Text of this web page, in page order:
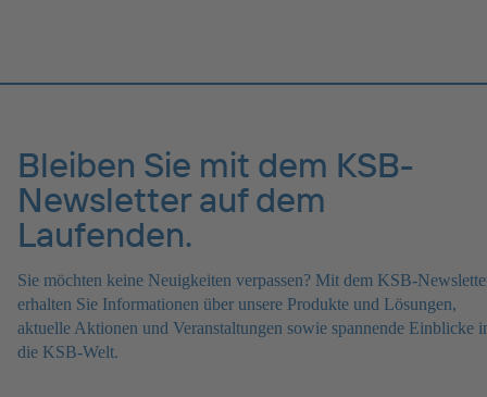
Bleiben Sie mit dem KSB-
Newsletter auf dem
Laufenden.
Sie möchten keine Neuigkeiten verpassen? Mit dem KSB-
erhalten Sie Informationen über unsere Produkte und Lösungen,
aktuelle Aktionen und Veranstaltungen sowie spannende Einblicke
die KSB-Welt.